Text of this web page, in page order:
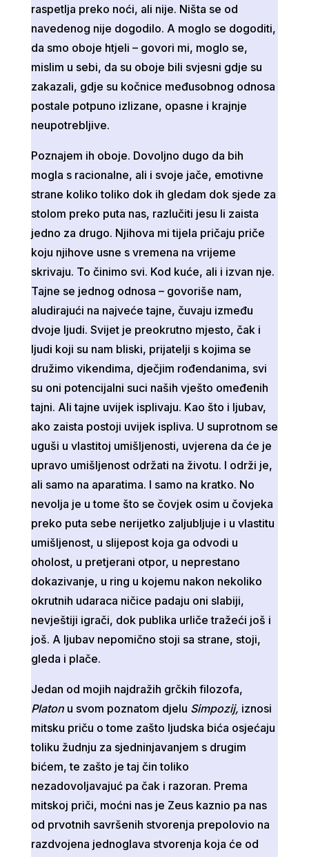
raspetlja preko noći, ali nije. Ništa se od
navedenog nije dogodilo. A moglo se dogoditi,
da smo oboje htjeli – govori mi, moglo se,
mislim u sebi, da su oboje bili svjesni gdje su
zakazali, gdje su kočnice međusobnog odnosa
postale potpuno izlizane, opasne i krajnje
neupotrebljive.
Poznajem ih oboje. Dovoljno dugo da bih
mogla s racionalne, ali i svoje jače, emotivne
strane koliko toliko dok ih gledam dok sjede za
stolom preko puta nas, razlučiti jesu li zaista
jedno za drugo. Njihova mi tijela pričaju priče
koju njihove usne s vremena na vrijeme
skrivaju. To činimo svi. Kod kuće, ali i izvan nje.
Tajne se jednog odnosa – govoriše nam,
aludirajući na najveće tajne, čuvaju između
dvoje ljudi. Svijet je preokrutno mjesto, čak i
ljudi koji su nam bliski, prijatelji s kojima se
družimo vikendima, dječjim rođendanima, svi
su oni potencijalni suci naših vješto omeđenih
tajni. Ali tajne uvijek isplivaju. Kao što i ljubav,
ako zaista postoji uvijek ispliva. U suprotnom se
uguši u vlastitoj umišljenosti, uvjerena da će je
upravo umišljenost održati na životu. I održi je,
ali samo na aparatima. I samo na kratko. No
nevolja je u tome što se čovjek osim u čovjeka
preko puta sebe nerijetko zaljubljuje i u vlastitu
umišljenost, u slijepost koja ga odvodi u
oholost, u pretjerani otpor, u neprestano
dokazivanje, u ring u kojemu nakon nekoliko
okrutnih udaraca ničice padaju oni slabiji,
nevještiji igrači, dok publika urliče tražeći još i
još. A ljubav nepomično stoji sa strane, stoji,
gleda i plače.
Jedan od mojih najdražih grčkih filozofa,
Platonu svom poznatom djelu Simpozij, iznosi
mitsku priču o tome zašto ljudska bića osjećaju
toliku žudnju za sjedninjavanjem s drugim
bićem, te zašto je taj čin toliko
nezadovoljavajuć pa čak i razoran. Prema
mitskoj priči, moćni nas je Zeus kaznio pa nas
od prvotnih savršenih stvorenja prepolovio na
razdvojena jednoglava stvorenja koja će od